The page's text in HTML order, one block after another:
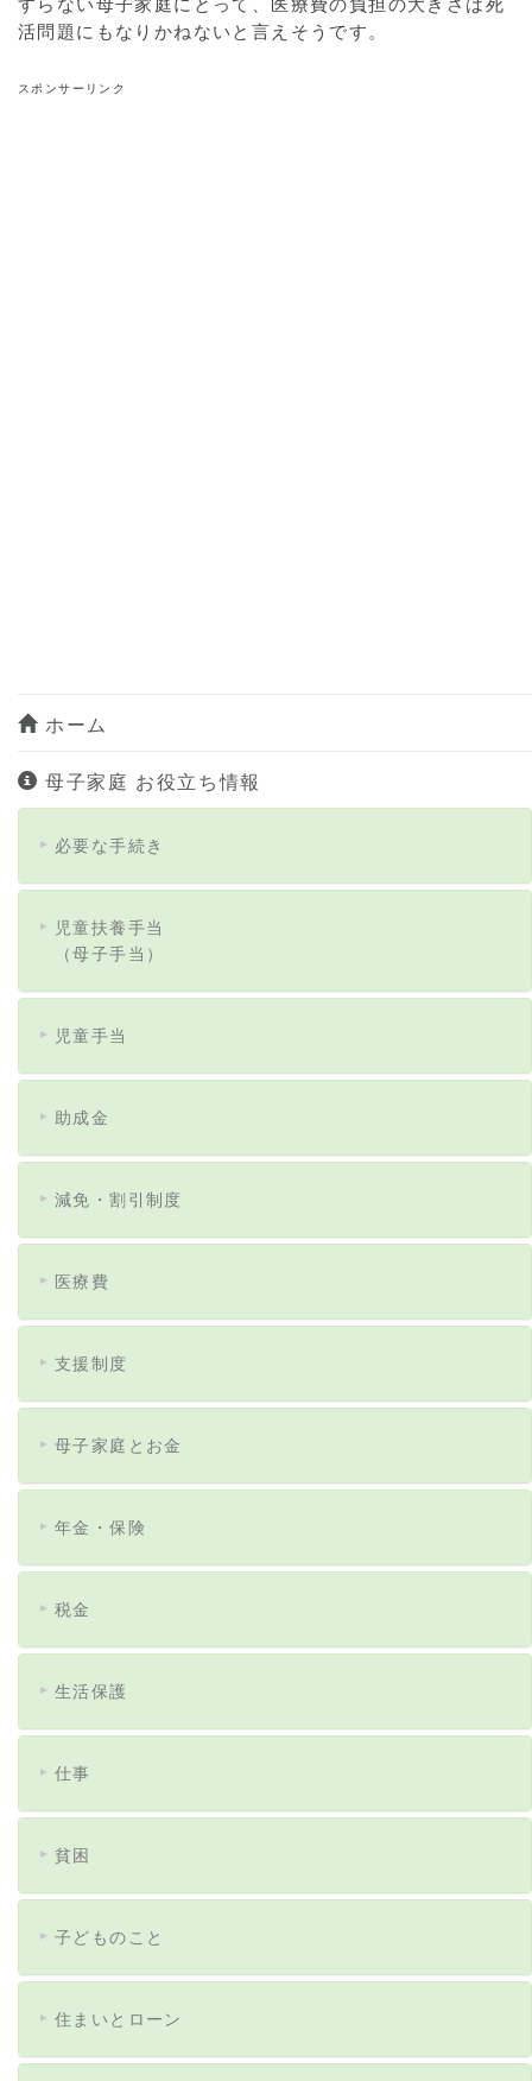
すらない母子家庭にとって、医療費の負担の大きさは死
活問題にもなりかねないと言えそうです。
スポンサーリンク
ホーム
母子家庭 お役立ち情報
必要な手続き
児童扶養手当
（母子手当）
児童手当
助成金
減免・割引制度
医療費
支援制度
母子家庭とお金
年金・保険
税金
生活保護
仕事
貧困
子どものこと
住まいとローン